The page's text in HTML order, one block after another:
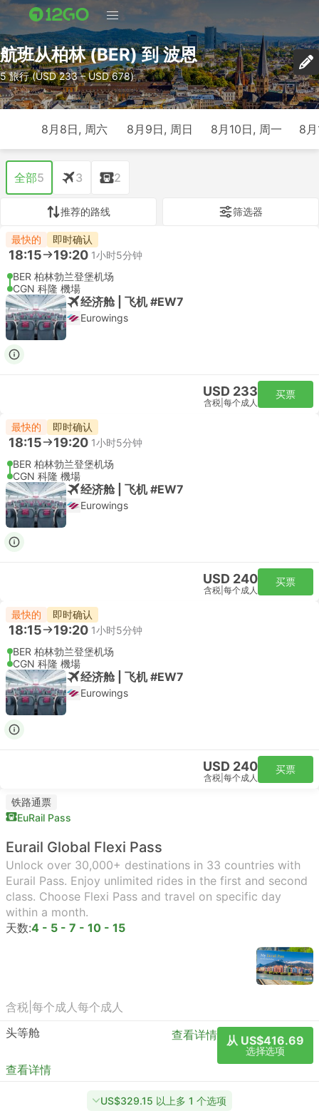
航班从柏林 (BER) 到 波恩
5 旅行 (USD 233 – USD 678)
8月8日, 周六 8月9日, 周日 8月10日, 周一 8
全部5 3 2
推荐的路线 筛选器
最快的 即时确认
18:15 19:20 1小时5分钟
BER 柏林勃兰登堡机场
CGN 科隆 機場
经济舱 | 飞机 #EW7
Eurowings
USD 233
含税 每个成人
买票
最快的 即时确认
18:15 19:20 1小时5分钟
BER 柏林勃兰登堡机场
CGN 科隆 機場
经济舱 | 飞机 #EW7
Eurowings
USD 240
含税 每个成人
买票
最快的 即时确认
18:15 19:20 1小时5分钟
BER 柏林勃兰登堡机场
CGN 科隆 機場
经济舱 | 飞机 #EW7
Eurowings
USD 240
含税 每个成人
买票
铁路通票
EuRail Pass
Eurail Global Flexi Pass
Unlock over 30,000+ destinations in 33 countries with
Eurail Pass. Enjoy unlimited rides in the first and second
class. Choose Flexi Pass and travel on specific day
within a month.
天数:4 - 5 - 7 - 10 - 15
含税 每个成人每个成人
头等舱
查看详情 从 US$416.69
选择选项
查看详情
US$329.15 以上多 1 个选项